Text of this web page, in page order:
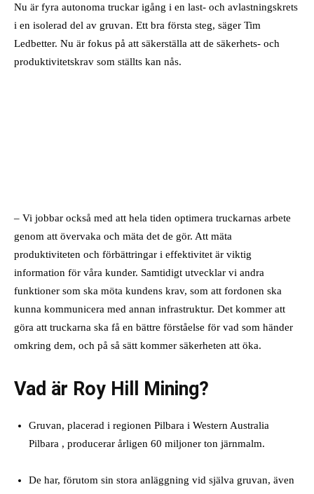
Nu är fyra autonoma truckar igång i en last- och avlastningskrets
i en isolerad del av gruvan. Ett bra första steg, säger Tim
Ledbetter. Nu är fokus på att säkerställa att de säkerhets- och
produktivitetskrav som ställts kan nås.
– Vi jobbar också med att hela tiden optimera truckarnas arbete
genom att övervaka och mäta det de gör. Att mäta
produktiviteten och förbättringar i effektivitet är viktig
information för våra kunder. Samtidigt utvecklar vi andra
funktioner som ska möta kundens krav, som att fordonen ska
kunna kommunicera med annan infrastruktur. Det kommer att
göra att truckarna ska få en bättre förståelse för vad som händer
omkring dem, och på så sätt kommer säkerheten att öka.
Vad är Roy Hill Mining?
Gruvan, placerad i regionen Pilbara i Western Australia
Pilbara , producerar årligen 60 miljoner ton järnmalm.
De har, förutom sin stora anläggning vid själva gruvan, även